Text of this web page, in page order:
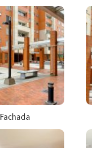
Fachada